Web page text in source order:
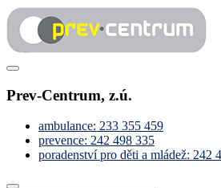
Skip
content
Pomáháme s řešením obtížných životních
Prev-Centrum, z.ú.
ambulance: 233 355 459
prevence: 242 498 335
poradenství pro děti a mládež: 242